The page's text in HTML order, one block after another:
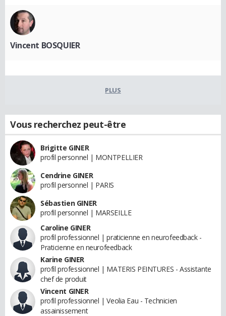
Vincent BOSQUIER
PLUS
Vous recherchez peut-être
Brigitte GINER
profil personnel | MONTPELLIER
Cendrine GINER
profil personnel | PARIS
Sébastien GINER
profil personnel | MARSEILLE
Caroline GINER
profil professionnel | praticienne en neurofeedback -
Praticienne en neurofeedback
Karine GINER
profil professionnel | MATERIS PEINTURES - Assistante
chef de produit
Vincent GINER
profil professionnel | Veolia Eau - Technicien
assainissement